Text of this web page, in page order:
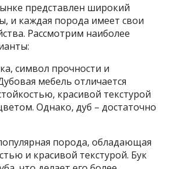
представлен широкий
и каждая порода имеет свои
Рассмотрим наиболее
символ прочности и
мебель отличается
красивой текстурой
Однако, дуб – достаточно
порода, обладающая
и красивой текстурой. Бук